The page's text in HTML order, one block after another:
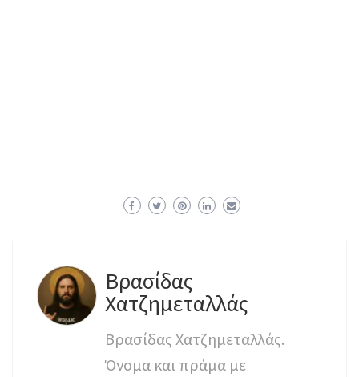
Βρασίδας
Χατζημεταλλάς
Βρασίδας Χατζημεταλλάς.
Όνομα και πράμα με